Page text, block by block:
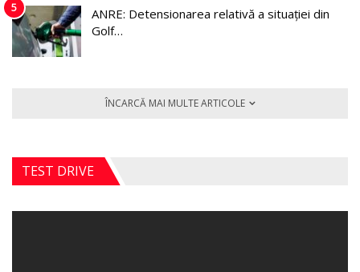
5
ANRE: Detensionarea relativă a situației din
Golf…
ÎNCARCĂ MAI MULTE ARTICOLE
TEST DRIVE